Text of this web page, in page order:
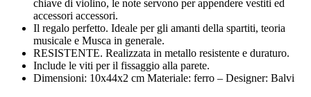
chiave di violino, le note servono per appendere vestiti ed
accessori accessori.
Il regalo perfetto. Ideale per gli amanti della spartiti, teoria
musicale e Musca in generale.
RESISTENTE. Realizzata in metallo resistente e duraturo.
Include le viti per il fissaggio alla parete.
Dimensioni: 10x44x2 cm Materiale: ferro – Designer: Balvi